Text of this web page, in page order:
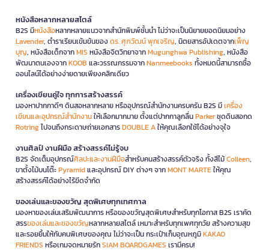
หนังสือหลากหลายสไตล์
B2S มีหนังสือหลากหลายแนวจากสำนักพิมพ์ชั้นนำ ไม่ว่าจะเป็นนิยายยอดนิยมอย่าง
Lavender, ตำราเรียนเข้มข้นของดร. ศุภวัฒน์ พุกเจริญ, นิตยสารอัปเดตจากเพ็ญ
บุญ, หนังสือเด็กจากMIS หนังสือจิตวิทยาจากMugunghwa Publishing, หนังสือ
พัฒนาตนเองจากKOOB และวรรณกรรมจากNanmeebooks ทั้งหมดนี้สามารถซื้อ
ออนไลน์ได้อย่างง่ายดายเพียงคลิกเดียว
เครื่องเขียนคู่ใจ ทุกการสร้างสรรค์
มองหาปากกาดีๆ ดินสอหลากหลาย หรืออุปกรณ์สำนักงานครบครัน B2S มีเครื่อง
เขียนและอุปกรณ์สำนักงานให้เลือกมากมาย ตั้งแต่ปากกาลูกลื่นParkerชุดดินสอกด
Rotringไปจนถึงกระดาษถ่ายเอกสารDOUBLE Aให้คุณเลือกใช้ได้อย่างจุใจ
งานศิลป์ งานฝีมือ สร้างสรรค์ไม่รู้จบ
B2S จัดเต็มอุปกรณ์ศิลปะและงานฝีมือสำหรับคนสร้างสรรค์ตัวจริง ทั้งสีไม้Colleen,
ขาตั้งไม้บนโต๊ะPyramidและอุปกรณ์ DIY ต่างๆ จากMONT MARTEให้คุณ
สร้างสรรค์ได้อย่างไร้ขีดจำกัด
ของเล่นและของขวัญ สุดพิเศษทุกเทศกาล
มองหาของเล่นเสริมพัฒนาการ หรือของขวัญสุดพิเศษสำหรับทุกโอกาส B2S เราคัด
สรรของเล่นและของขวัญหลากหลายสไตล์ เหมาะสำหรับทุกเพศทุกวัย สร้างความสุข
และรอยยิ้มให้กับคนพิเศษของคุณ ไม่ว่าจะเป็น กระเป๋าเก็บอุณหภูมิKAKAO
FRIENDS หรือเกมจดหมายรักSIAM BOARDGAMES เรามีครบ!